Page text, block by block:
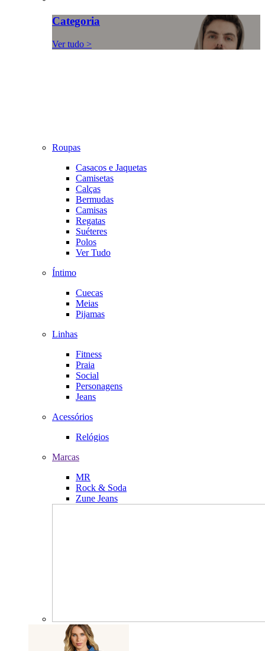
Categoria
Ver tudo >
Roupas
Casacos e Jaquetas
Camisetas
Calças
Bermudas
Camisas
Regatas
Suéteres
Polos
Ver Tudo
Íntimo
Cuecas
Meias
Pijamas
Linhas
Fitness
Praia
Social
Personagens
Jeans
Acessórios
Relógios
Marcas
MR
Rock & Soda
Zune Jeans